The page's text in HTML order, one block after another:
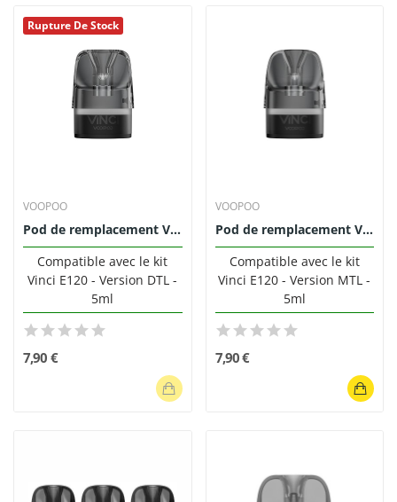
Rupture De Stock
VOOPOO
Pod de remplacement Vinci PnP-X DTL 5ml Voopoo...
Compatible avec le kit
Vinci E120 - Version DTL -
5ml
7,90 €
VOOPOO
Pod de remplacement Vinci PnP-X MTL 5ml -...
Compatible avec le kit
Vinci E120 - Version MTL -
5ml
7,90 €